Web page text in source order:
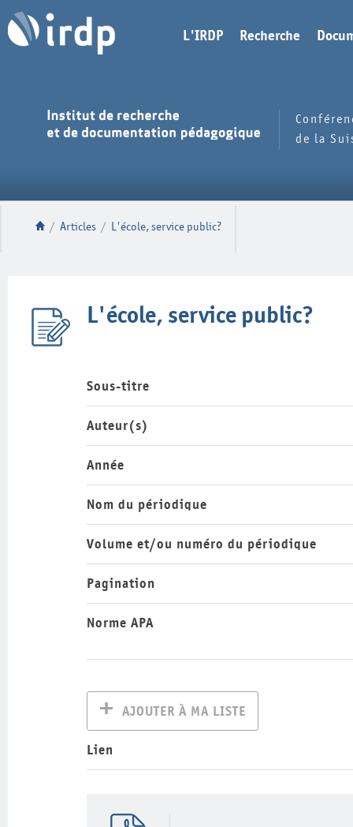
L'IRDP Recherche
de la
/ Articles / L'école, service public?
L'école, service public?
Sous-titre
Auteur(s)
Année
Nom du périodique
Volume et/ou numéro du périodique
Pagination
Norme APA
AJOUTER À MA LISTE
Lien